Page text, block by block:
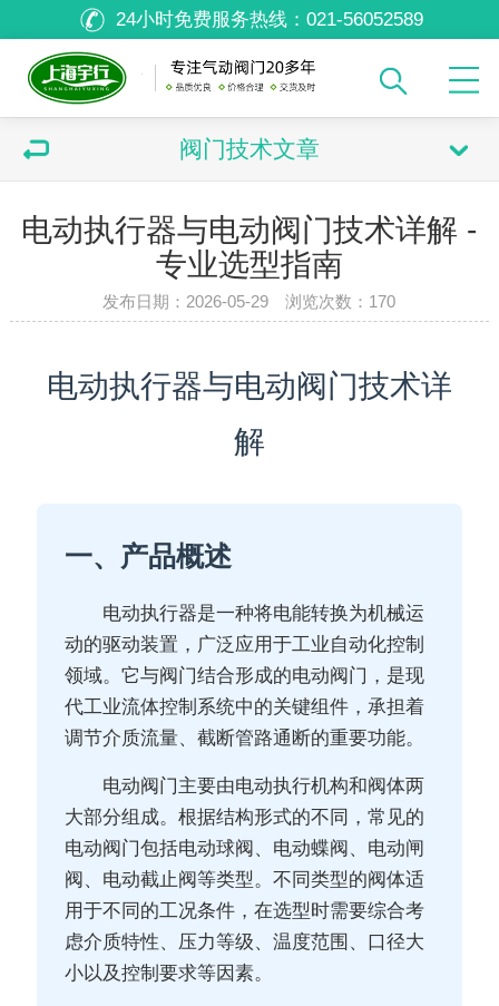
24小时免费服务热线： 021-56052589
阀门技术文章
电动执行器与电动阀门技术详解 -
专业选型指南
发布日期：2026-05-29 浏览次数： 170
电动执行器与电动阀门技术详
解
一、产品概述
电动执行器是一种将电能转换为机械运
动的驱动装置，广泛应用于工业自动化控制
领域。它与阀门结合形成的电动阀门，是现
代工业流体控制系统中的关键组件，承担着
调节介质流量、截断管路通断的重要功能。
电动阀门主要由电动执行机构和阀体两
大部分组成。根据结构形式的不同，常见的
电动阀门包括电动球阀、电动蝶阀、电动闸
阀、电动截止阀等类型。不同类型的阀体适
用于不同的工况条件，在选型时需要综合考
虑介质特性、压力等级、温度范围、口径大
小以及控制要求等因素。